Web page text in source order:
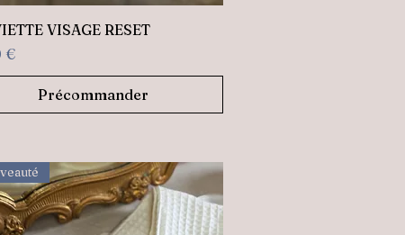
Aperçu rapide
VISAGE RESET
€
Précommander